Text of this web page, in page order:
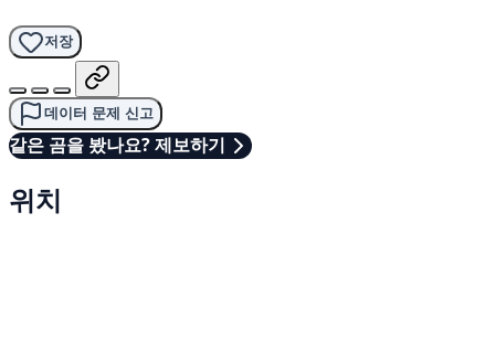
저장
데이터 문제 신고
같은 곰을 봤나요? 제보하기
위치